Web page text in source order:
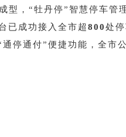
型，“牡丹停”智慧停车管
已成功接入全市超 800处停
停通付”便捷功能，全市